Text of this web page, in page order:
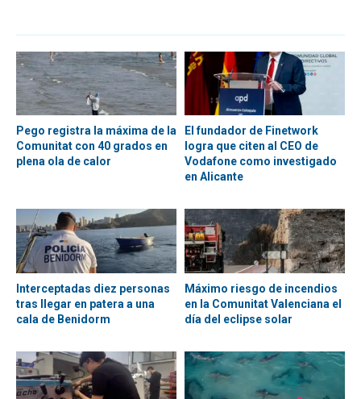
Pego registra la máxima de la
Comunitat con 40 grados en
plena ola de calor
El fundador de Finetwork
logra que citen al CEO de
Vodafone como investigado
en Alicante
Interceptadas diez personas
tras llegar en patera a una
cala de Benidorm
Máximo riesgo de incendios
en la Comunitat Valenciana el
día del eclipse solar